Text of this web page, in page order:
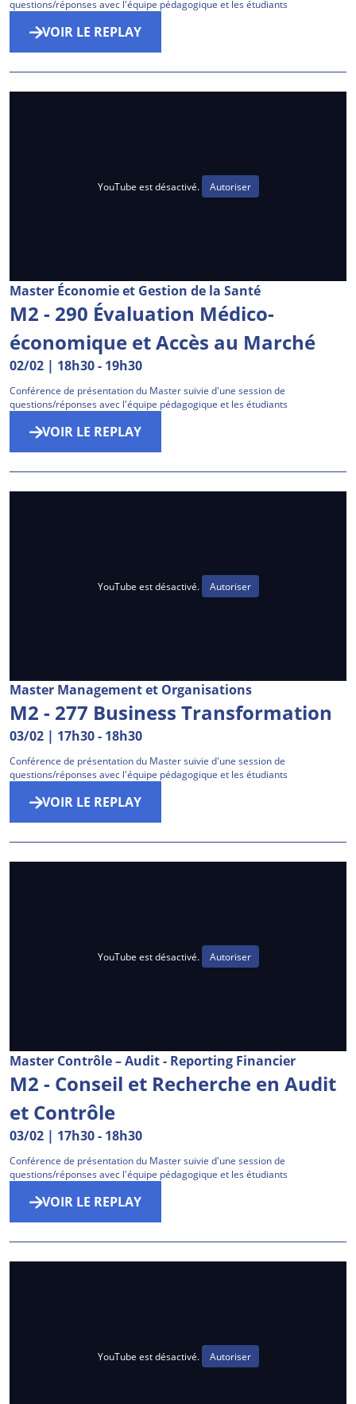
questions/réponses avec l'équipe pédagogique et les étudiants
VOIR LE REPLAY
YouTube est désactivé. Autoriser
Master Économie et Gestion de la Santé
M2 - 290 Évaluation Médico-
économique et Accès au Marché
02/02 | 18h30- 19h30
Conférence de présentation du Master suivie d'une session de
questions/réponses avec l'équipe pédagogique et les étudiants
VOIR LE REPLAY
YouTube est désactivé. Autoriser
Master Management et Organisations
M2 - 277 Business Transformation
03/02 | 17h30- 18h30
Conférence de présentation du Master suivie d'une session de
questions/réponses avec l'équipe pédagogique et les étudiants
VOIR LE REPLAY
YouTube est désactivé. Autoriser
Master Contrôle – Audit - Reporting Financier
M2 - Conseil et Recherche en Audit
et Contrôle
03/02 | 17h30- 18h30
Conférence de présentation du Master suivie d'une session de
questions/réponses avec l'équipe pédagogique et les étudiants
VOIR LE REPLAY
YouTube est désactivé. Autoriser